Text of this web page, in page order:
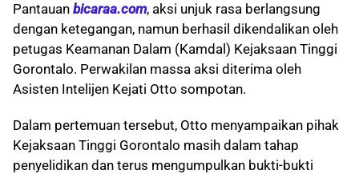
Pantauan bicaraa.com, aksi unjuk rasa berlangsung
dengan ketegangan, namun berhasil dikendalikan oleh
petugas Keamanan Dalam (Kamdal) Kejaksaan Tinggi
Gorontalo. Perwakilan massa aksi diterima oleh
Asisten Intelijen Kejati Otto sompotan.
Dalam pertemuan tersebut, Otto menyampaikan pihak
Kejaksaan Tinggi Gorontalo masih dalam tahap
penyelidikan dan terus mengumpulkan bukti-bukti